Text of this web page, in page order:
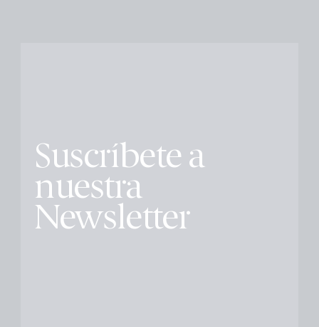
Suscríbete a
nuestra
Newsletter